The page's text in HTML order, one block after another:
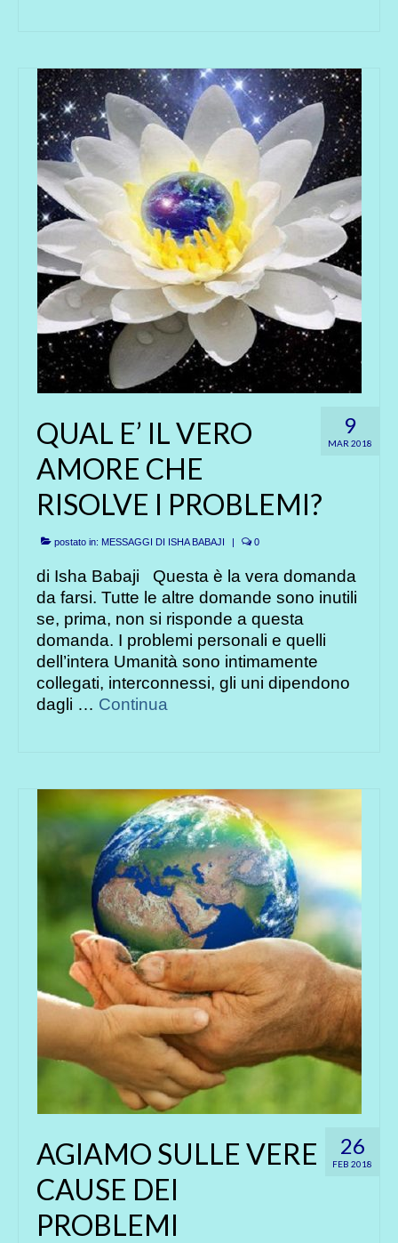
9
MAR 2018
QUAL E’ IL VERO
AMORE CHE
RISOLVE I PROBLEMI?
postato in: MESSAGGI DI ISHA BABAJI | 0
di Isha Babaji Questa è la vera domanda
da farsi. Tutte le altre domande sono inutili
se, prima, non si risponde a questa
domanda. I problemi personali e quelli
dell’intera Umanità sono intimamente
collegati, interconnessi, gli uni dipendono
dagli … Continua
26
FEB 2018
AGIAMO SULLE VERE
CAUSE DEI
PROBLEMI